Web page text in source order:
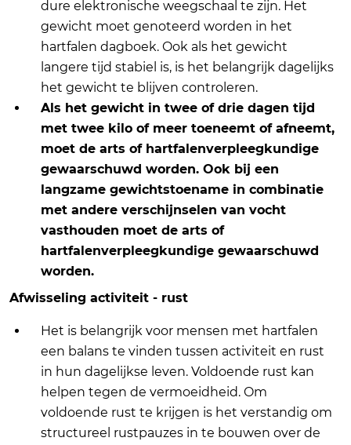
dure elektronische weegschaal te zijn. Het
gewicht moet genoteerd worden in het
hartfalen dagboek. Ook als het gewicht
langere tijd stabiel is, is het belangrijk dagelijks
het gewicht te blijven controleren.
Als het gewicht in twee of drie dagen tijd
met twee kilo of meer toeneemt of afneemt,
moet de arts of hartfalenverpleegkundige
gewaarschuwd worden. Ook bij een
langzame gewichtstoename in combinatie
met andere verschijnselen van vocht
vasthouden moet de arts of
hartfalenverpleegkundige gewaarschuwd
worden.
Afwisseling activiteit - rust
Het is belangrijk voor mensen met hartfalen
een balans te vinden tussen activiteit en rust
in hun dagelijkse leven. Voldoende rust kan
helpen tegen de vermoeidheid. Om
voldoende rust te krijgen is het verstandig om
structureel rustpauzes in te bouwen over de